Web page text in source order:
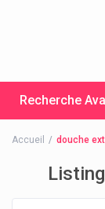
Recherche
Accueil douche